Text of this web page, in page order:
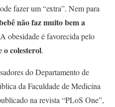
fazer um “extra”. Nem para
não faz muito bem a
obesidade é favorecida pelo
colesterol.
do Departamento de
da Faculdade de Medicina
na revista “PLoS One”,